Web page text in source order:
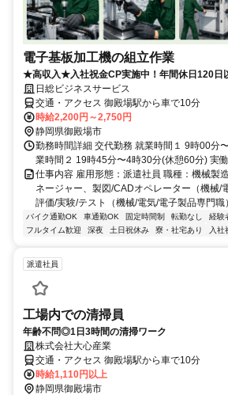
電子基板加工機の組立作業
★高収入★入社祝金CP実施中！年間休日120日
日総ビジネスサービス
交通・アクセス 御殿場駅から車で10分
時給2,200円～2,750円
静岡県御殿場市
勤務時間詳細 交代勤務 就業時間１ 9時00分
業時間２ 19時45分〜4時30分(休憩60分) 実
仕事内容 雇用形態：派遣社員 職種：機械製
ネージャー、製図/CADオペレーター（機械/
評価/実験/テスト（機械/電気/電子製品専門
バイク通勤OK 車通勤OK 固定時間制 転勤なし 経験
フルタイム歓迎
深夜 土日祝休み 寮・社宅あり 入社
派遣社員
工場内での清掃員
年齢不問◎1日3時間の清掃ワーク
株式会社大心産業
交通・アクセス 御殿場駅から車で10分
時給1,110円以上
静岡県御殿場市